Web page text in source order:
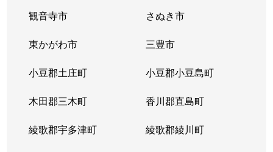
観音寺市 さぬき市
東かがわ市 三豊市
小豆郡土庄町 小豆郡小豆島町
木田郡三木町 香川郡直島町
綾歌郡宇多津町 綾歌郡綾川町